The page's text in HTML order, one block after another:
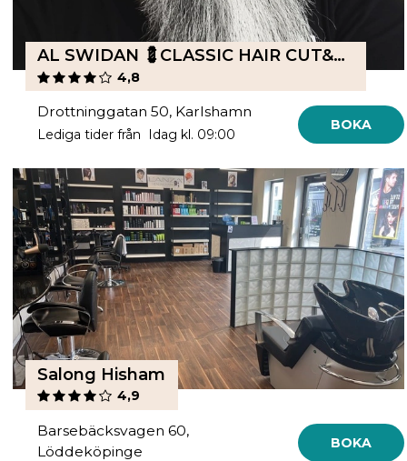
AL SWIDAN 💈CLASSIC HAIR CUT&SHAVE
4,8
Drottninggatan 50, Karlshamn
Lediga tider från Idag kl. 09:00
BOKA
Salong Hisham
4,9
Barsebäcksvagen 60,
Löddeköpinge
BOKA